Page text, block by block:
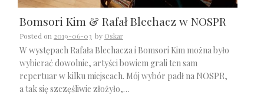
Bomsori Kim & Rafał Blechacz w NOSPR
Posted on 2019-06-03 by Oskar
W występach Rafała Blechacza i Bomsori Kim można było
wybierać dowolnie, artyści bowiem grali ten sam
repertuar w kilku miejscach. Mój wybór padł na NOSPR,
a tak się szczęśliwie złożyło,…